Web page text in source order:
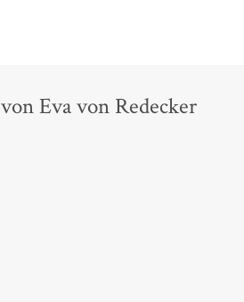
Eva von Redecker